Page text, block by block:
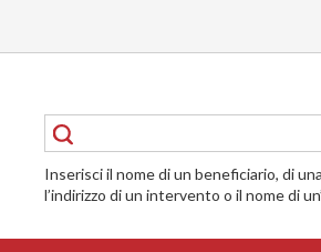
Inserisci il nome di un beneficiario, di
l’indirizzo di un intervento o il nome di